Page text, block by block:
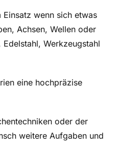
wenn sich etwas
Achsen, Wellen oder
Edelstahl, Werkzeugstahl
eine hochpräzise
oder der
weitere Aufgaben und